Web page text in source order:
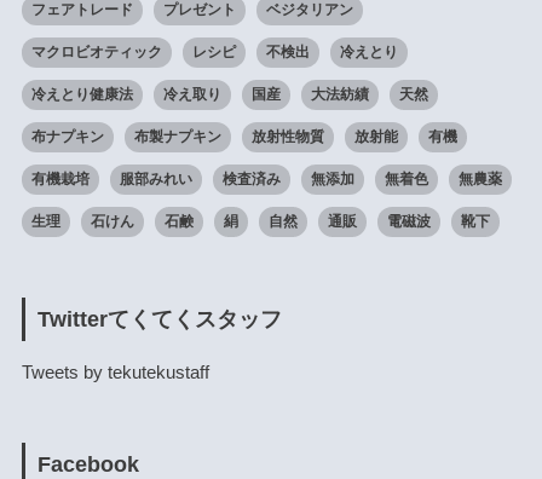
フェアトレード プレゼント ベジタリアン
マクロビオティック レシピ 不検出 冷えとり
冷えとり健康法 冷え取り 国産 大法紡績 天然
布ナプキン 布製ナプキン 放射性物質 放射能 有機
有機栽培 服部みれい 検査済み 無添加 無着色 無農薬
生理 石けん 石鹸 絹 自然 通販 電磁波 靴下
Twitterてくてくスタッフ
Tweets by tekutekustaff
Facebook